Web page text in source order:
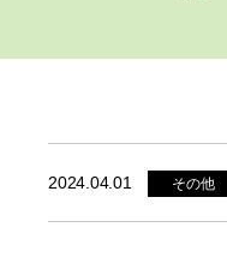
2024.04.01 その他